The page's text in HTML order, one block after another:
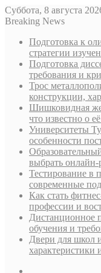
Суббота, 8 августа
Breaking News
Подготовка к
стратегии
Подготовка
требования и
Трос
конструкции,
Шишковидная
что известно о
Университеты
особенности
выбрать онлайн-
Тестирование в
современные
Как стать
профессии и
Дистанционное
обучения и
Двери для школ
характеристики